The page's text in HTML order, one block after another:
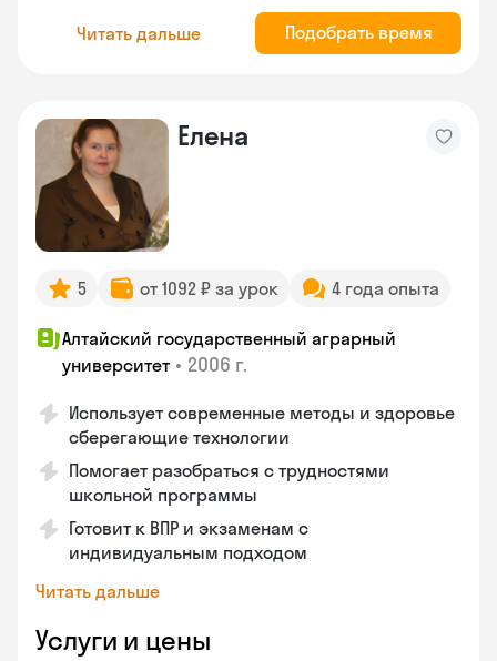
Читать дальше Подобрать время
Елена
5 от 1092 ₽ за урок 4 года опыта
Алтайский государственный аграрный
университет • 2006 г.
Использует современные методы и здоровье
сберегающие технологии
Помогает разобраться с трудностями
школьной программы
Готовит к ВПР и экзаменам с
индивидуальным подходом
Читать дальше
Услуги и цены